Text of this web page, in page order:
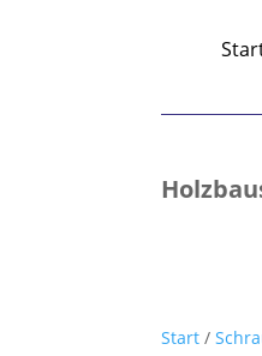
Start /